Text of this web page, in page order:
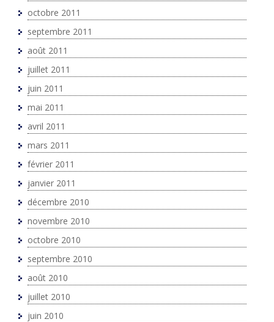
octobre 2011
septembre 2011
août 2011
juillet 2011
juin 2011
mai 2011
avril 2011
mars 2011
février 2011
janvier 2011
décembre 2010
novembre 2010
octobre 2010
septembre 2010
août 2010
juillet 2010
juin 2010